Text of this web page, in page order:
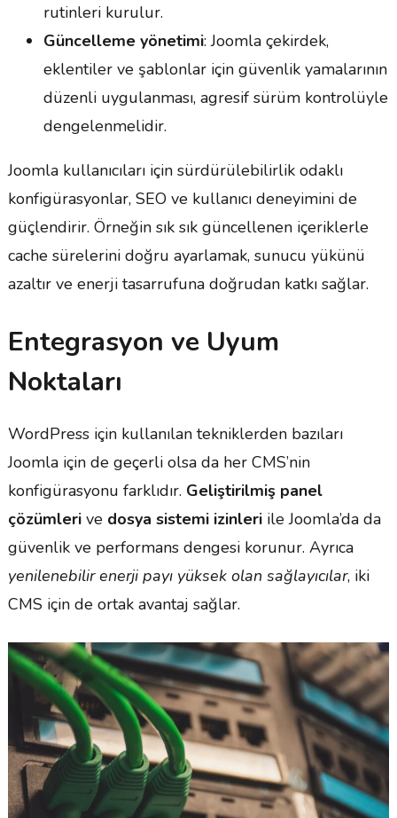
rutinleri kurulur.
Güncelleme yönetimi: Joomla çekirdek,
eklentiler ve şablonlar için güvenlik yamalarının
düzenli uygulanması, agresif sürüm kontrolüyle
dengelenmelidir.
Joomla kullanıcıları için sürdürülebilirlik odaklı
konfigürasyonlar, SEO ve kullanıcı deneyimini de
güçlendirir. Örneğin sık sık güncellenen içeriklerle
cache sürelerini doğru ayarlamak, sunucu yükünü
azaltır ve enerji tasarrufuna doğrudan katkı sağlar.
Entegrasyon ve Uyum
Noktaları
WordPress için kullanılan tekniklerden bazıları
Joomla için de geçerli olsa da her CMS’nin
konfigürasyonu farklıdır. Geliştirilmiş panel
çözümlerive dosya sistemi izinleriile Joomla’da da
güvenlik ve performans dengesi korunur. Ayrıca
yenilenebilir enerji payı yüksek olan sağlayıcılar, iki
CMS için de ortak avantaj sağlar.